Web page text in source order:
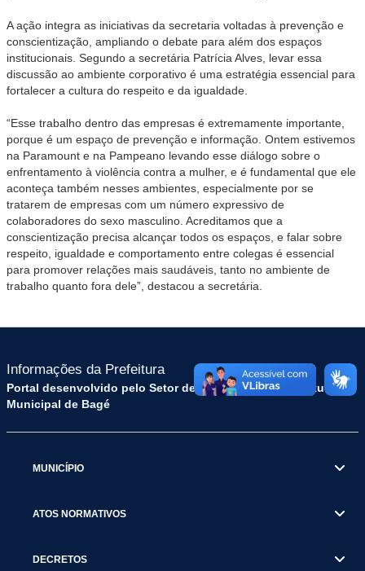
A ação integra as iniciativas da secretaria voltadas à prevenção e
conscientização, ampliando o debate para além dos espaços
institucionais. Segundo a secretária Patrícia Alves, levar essa
discussão ao ambiente corporativo é uma estratégia essencial para
fortalecer a cultura do respeito e da igualdade.
“Esse trabalho dentro das empresas é extremamente importante,
porque é um espaço de prevenção e informação. Ontem estivemos
na Paramount e na Pampeano levando esse diálogo sobre o
enfrentamento à violência contra a mulher, e é fundamental que ele
aconteça também nesses ambientes, especialmente por se
tratarem de empresas com um número expressivo de
colaboradores do sexo masculino. Acreditamos que a
conscientização precisa alcançar todos os espaços, e falar sobre
respeito, igualdade e comportamento entre colegas é essencial
para promover relações mais saudáveis, tanto no ambiente de
trabalho quanto fora dele”, destacou a secretária.
Informações da Prefeitura
Portal desenvolvido pelo Setor de Tecnologia da Prefeitura
Municipal de Bagé
MUNICÍPIO
ATOS NORMATIVOS
DECRETOS